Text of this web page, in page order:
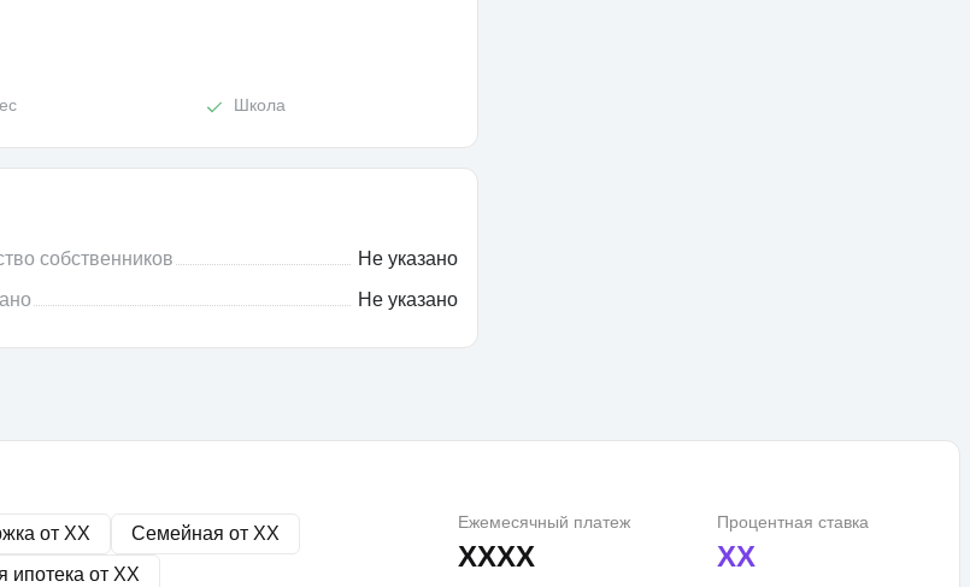
Школа
собственников
Не указано
Не указано
от XX Семейная от XX
ипотека от XX
Ежемесячный платеж
XXXX
Процентная ставка
XX